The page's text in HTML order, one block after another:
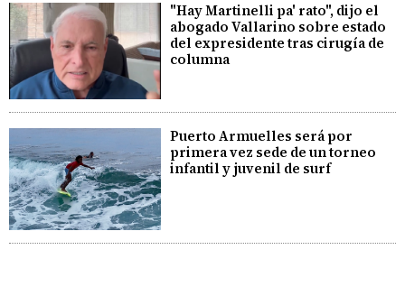
"Hay Martinelli pa' rato", dijo el
abogado Vallarino sobre estado
del expresidente tras cirugía de
columna
Puerto Armuelles será por
primera vez sede de un torneo
infantil y juvenil de surf